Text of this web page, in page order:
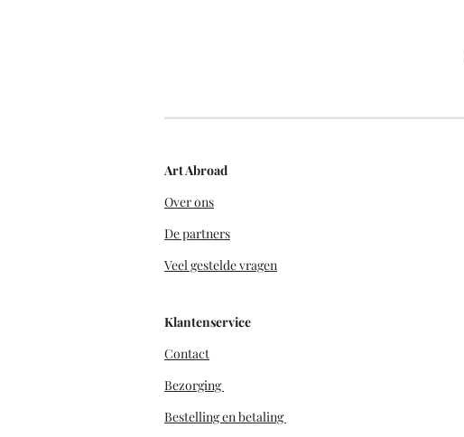
Art Abroad
Over ons
De partners
Veel gestelde vragen
Klantenservice
Contact
Bezorging
Bestelling en betaling